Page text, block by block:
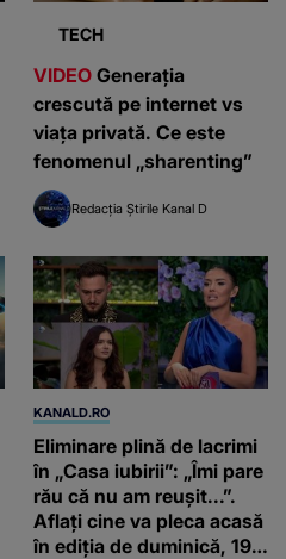
TECH
VIDEO Generația
crescută pe internet vs
viața privată. Ce este
fenomenul „sharenting”
Redacția Știrile Kanal D
KANALD.RO
Eliminare plină de lacrimi
în „Casa iubirii”: „Îmi pare
rău că nu am reușit...”.
Aflați cine va pleca acasă
în ediția de duminică, 19